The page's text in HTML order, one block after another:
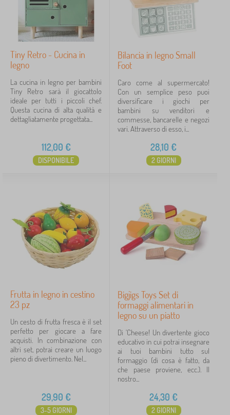
Tiny Retro - Cucina in
legno
La cucina in legno per bambini
Tiny Retro sarà il giocattolo
ideale per tutti i piccoli chef.
Questa cucina di alta qualità e
dettagliatamente progettata...
112,00 €
DISPONIBILE
Bilancia in legno Small
Foot
Caro come al supermercato!
Con un semplice peso puoi
diversificare i giochi per
bambini su venditori e
commesse, bancarelle e negozi
vari. Attraverso di esso, i...
28,10 €
2 GIORNI
Frutta in legno in cestino
23 pz
Un cesto di frutta fresca è il set
perfetto per giocare a fare
acquisti. In combinazione con
altri set, potrai creare un luogo
pieno di divertimento. Nel...
29,90 €
3-5 GIORNI
Bigjigs Toys Set di
formaggi alimentari in
legno su un piatto
Di 'Cheese! Un divertente gioco
educativo in cui potrai insegnare
ai tuoi bambini tutto sul
formaggio (di cosa è fatto, da
che paese proviene, ecc.). Il
nostro...
24,30 €
2 GIORNI